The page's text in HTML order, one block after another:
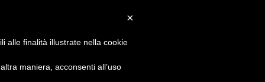
×
alle finalità illustrate nella cookie
maniera, acconsenti all’uso